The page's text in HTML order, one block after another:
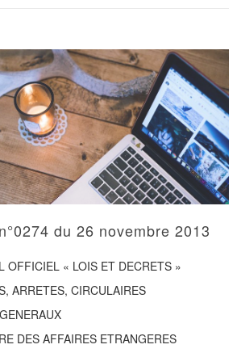
du 26 novembre 2013
OFFICIEL « LOIS ET DECRETS »
ARRETES, CIRCULAIRES
DES AFFAIRES ETRANGERES